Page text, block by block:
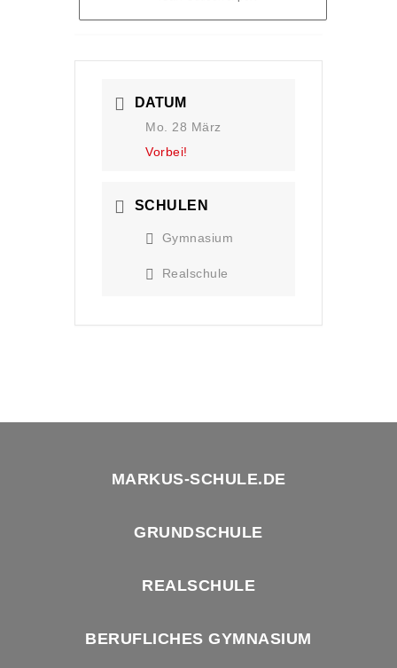
DATUM
Mo. 28 März
Vorbei!
SCHULEN
Gymnasium
Realschule
MARKUS-SCHULE.DE
GRUNDSCHULE
REALSCHULE
BERUFLICHES GYMNASIUM